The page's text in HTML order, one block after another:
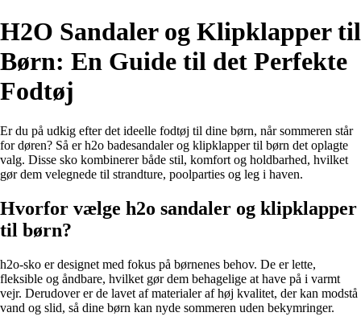
H2O Sandaler og Klipklapper til
Børn: En Guide til det Perfekte
Fodtøj
Er du på udkig efter det ideelle fodtøj til dine børn, når sommeren står
for døren? Så er h2o badesandaler og klipklapper til børn det oplagte
valg. Disse sko kombinerer både stil, komfort og holdbarhed, hvilket
gør dem velegnede til strandture, poolparties og leg i haven.
Hvorfor vælge h2o sandaler og klipklapper
til børn?
h2o-sko er designet med fokus på børnenes behov. De er lette,
fleksible og åndbare, hvilket gør dem behagelige at have på i varmt
vejr. Derudover er de lavet af materialer af høj kvalitet, der kan modstå
vand og slid, så dine børn kan nyde sommeren uden bekymringer.